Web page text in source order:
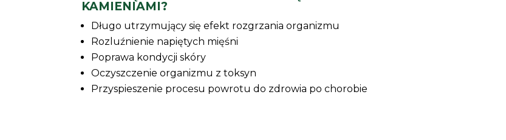
KAMIENIAMI?
Długo utrzymujący się efekt rozgrzania organizmu
Rozluźnienie napiętych mięśni
Poprawa kondycji skóry
Oczyszczenie organizmu z toksyn
Przyspieszenie procesu powrotu do zdrowia po chorobie